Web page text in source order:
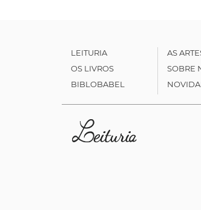
LEITURIA
OS LIVROS
BIBLOBABEL
AS
SOBRE